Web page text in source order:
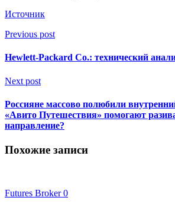
Источник
Previous post
Hewlett-Packard Co.: технический
Next post
Россияне массово полюбили
«Авито Путешествия» помогают
направление?
Похожие записи
Futures Broker0